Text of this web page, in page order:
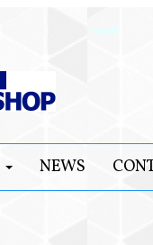
NEWS